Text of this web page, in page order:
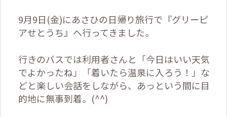
9月9日(金)にあさひの日帰り旅行で『グリーピ
アせとうち』へ行ってきました。
行きのバスでは利用者さんと「今日はいい天気
でよかったね」「着いたら温泉に入ろう！」な
どと楽しい会話をしながら、あっという間に目
的地に無事到着。(^^)